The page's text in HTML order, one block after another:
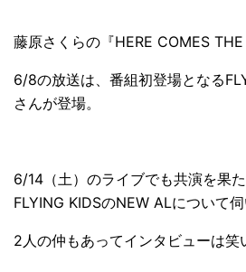
藤原さくらの『HERE COMES THE
6/8の放送は、番組初登場となる
さんが登場。
6/14（土）のライブでも共演を果た
FLYING KIDSのNEW ALについて伺
2人の仲もあってインタビューは笑